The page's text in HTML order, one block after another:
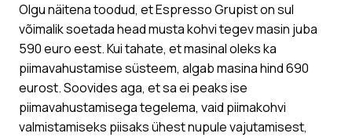
Olgu näitena toodud, et Espresso Grupist on sul
võimalik soetada head musta kohvi tegev masin juba
590 euro eest. Kui tahate, et masinal oleks ka
piimavahustamise süsteem, algab masina hind 690
eurost. Soovides aga, et sa ei peaks ise
piimavahustamisega tegelema, vaid piimakohvi
valmistamiseks piisaks ühest nupule vajutamisest,